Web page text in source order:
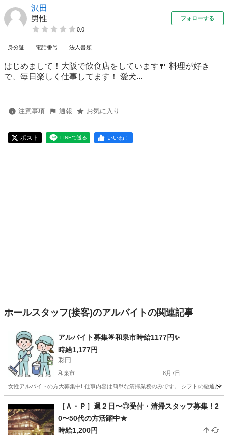
沢田
男性
0.0
フォローする
身分証 電話番号 法人書類
はじめまして！大阪で飲食店をしています🍴 料理が好き
で、毎日楽しく仕事してます！ 愛犬...
注意事項 通報 お気に入り
ポスト LINEで送る いいね！
ホールスタッフ(接客)のアルバイトの関連記事
アルバイト募集🌟和泉市時給1177円✨
時給1,177円
彩円
和泉市 8月7日
女性アルバイトの方大募集中❗️ 仕事内容は簡単な清掃業務のみです。 シフトの融通
旅館 時給
［Ａ・Ｐ］週２日〜◎受付・清掃スタッフ募集！2
0〜50代の方活躍中★
時給1,200円